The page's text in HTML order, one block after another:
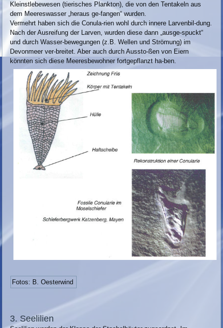
Kleinstlebewesen (tierisches Plankton), die von den Tentakeln aus
dem Meereswasser „heraus ge-fangen“ wurden.
Vermehrt haben sich die Conula-rien wohl durch innere Larvenbil-dung.
Nach der Ausreifung der Larven, wurden diese dann „ausge-spuckt“
und durch Wasser-bewegungen (z.B. Wellen und Strömung) im
Devonmeer ver-breitet. Aber auch durch Aussto-ßen von Eiern
könnten sich diese Meeresbewohner fortgepflanzt ha-ben.
Fotos: B. Oesterwind
3. Seelilien